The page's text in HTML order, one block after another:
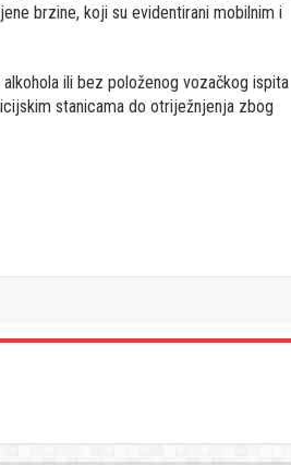
brzine, koji su evidentirani mobilnim i
ili bez položenog vozačkog ispita
stanicama do otriježnjenja zbog